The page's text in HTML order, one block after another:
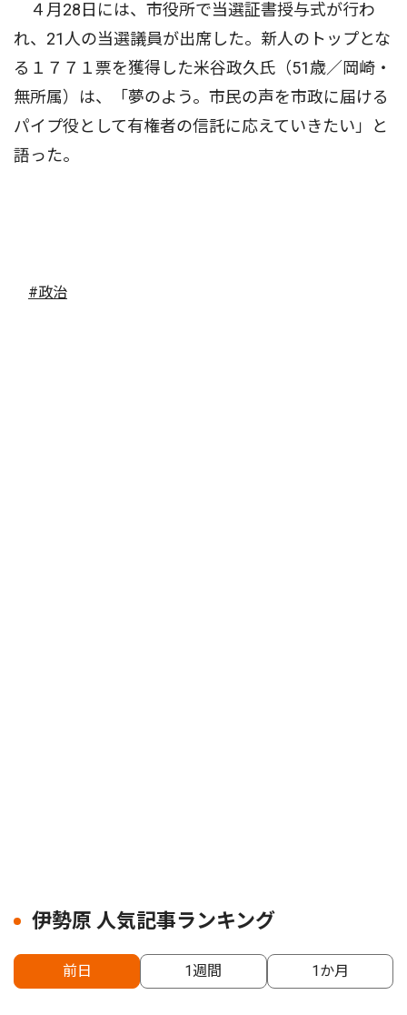
４月28日には、市役所で当選証書授与式が行わ
れ、21人の当選議員が出席した。新人のトップとな
る１７７１票を獲得した米谷政久氏（51歳／岡崎・
無所属）は、「夢のよう。市民の声を市政に届ける
パイプ役として有権者の信託に応えていきたい」と
語った。
#政治
伊勢原 人気記事ランキング
前日 1週間 1か月